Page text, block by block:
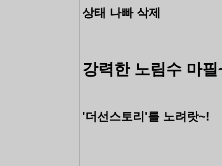
상태 나빠 삭제
강력한 노림수 마필
'더선스토리 '를 노려랏~!